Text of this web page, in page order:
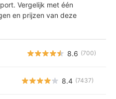
Vergelijk met één
en prijzen van deze
8.6 (700)
8.4 (7437)